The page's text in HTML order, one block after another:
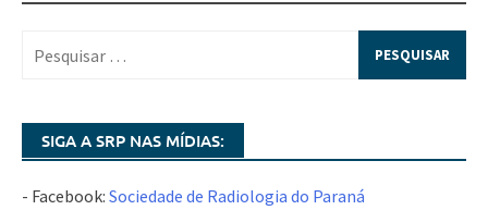
SIGA A SRP NAS MÍDIAS:
- Facebook: Sociedade de Radiologia do Paraná